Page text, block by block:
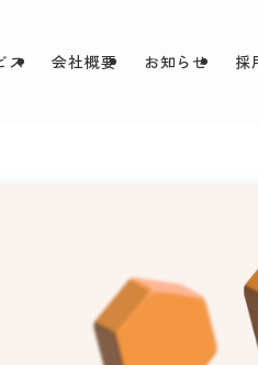
ス 会社概要 お知らせ 採